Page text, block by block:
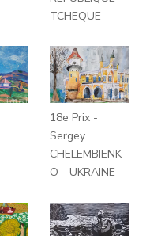
TCHEQUE
18e Prix -
Sergey
CHELEMBIENK
O - UKRAINE